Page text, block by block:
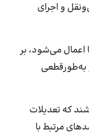
و اجرای
می‌شود، بر
به‌طورقطعی
که تعدیلات
مرتبط با